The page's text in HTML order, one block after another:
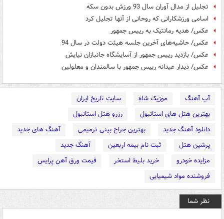
تجلیل از مدال آوران سال 93 ورزش بدون سکه
اسامی ورزشکارانی که روحانی از آنها تجلیل کرد
عکس/ هدیه رمانتیک به رییس جمهور
عکس/ حاشیه‌های آخرین جلسه هیئت دولت در سال 94
عکس/ بازدید رییس جمهور از آسایشگاه جانبازان نیایش
عکس/ ديدار عيدانه رییس جمهور با سالمندان و معلولين
آپ آهنگ موزیک شاه
سایت تاریخ ایران
بهترین هتل های استانبول
رزرو هتل استانبول
دانلود آهنگ جدید
بهترین جراح بینی ترمیمی
آهنگ های جدید
پرشین هتل
ثبت نام بیمه اربعین
آهنگ جدید
مزایده خودرو
خرید بلیط استخر
قیمت ورق آهن پرایس
فروشنده مواد شیمیایی
نظر شما